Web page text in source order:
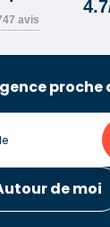
proche
de moi